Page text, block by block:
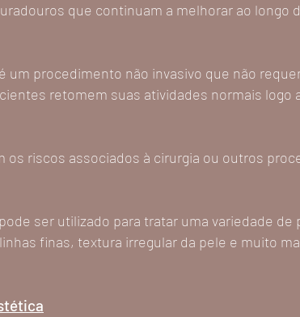
que continuam a melhorar ao longo
um procedimento não invasivo que não
retomem suas atividades normais logo
os riscos associados à cirurgia ou outros
ser utilizado para tratar uma variedade
finas, textura irregular da pele e muito